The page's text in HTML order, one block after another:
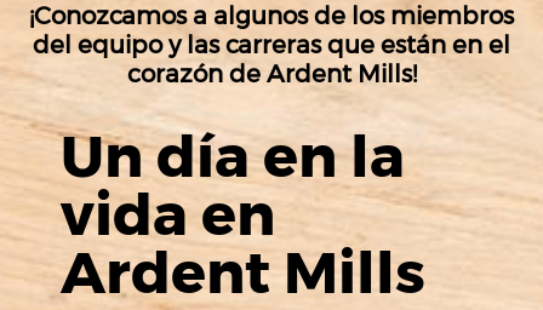
¡Conozcamos a algunos de los miembros
del equipo y las carreras que están en el
corazón de Ardent Mills!
Un día en la
vida en
Ardent Mills